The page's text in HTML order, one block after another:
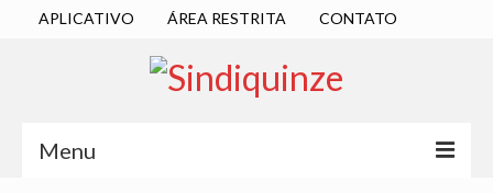
APLICATIVO ÁREA RESTRITA CONTATO
Menu